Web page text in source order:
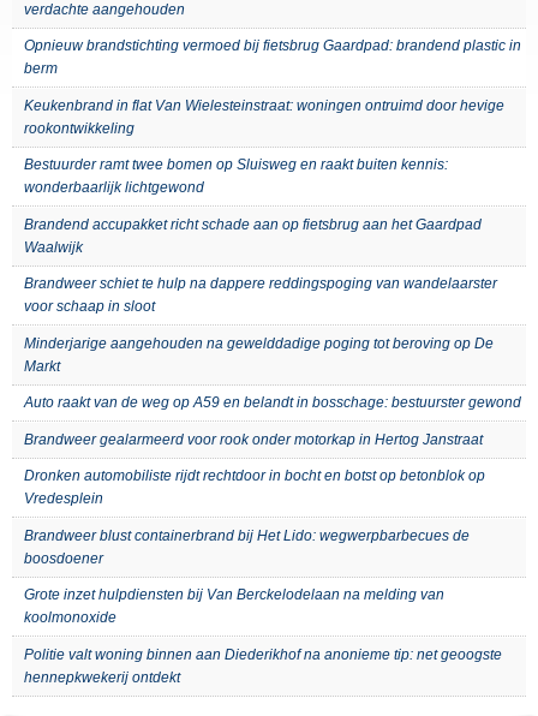
verdachte aangehouden
Opnieuw brandstichting vermoed bij fietsbrug Gaardpad: brandend plastic in
berm
Keukenbrand in flat Van Wielesteinstraat: woningen ontruimd door hevige
rookontwikkeling
Bestuurder ramt twee bomen op Sluisweg en raakt buiten kennis:
wonderbaarlijk lichtgewond
Brandend accupakket richt schade aan op fietsbrug aan het Gaardpad
Waalwijk
Brandweer schiet te hulp na dappere reddingspoging van wandelaarster
voor schaap in sloot
Minderjarige aangehouden na gewelddadige poging tot beroving op De
Markt
Auto raakt van de weg op A59 en belandt in bosschage: bestuurster gewond
Brandweer gealarmeerd voor rook onder motorkap in Hertog Janstraat
Dronken automobiliste rijdt rechtdoor in bocht en botst op betonblok op
Vredesplein
Brandweer blust containerbrand bij Het Lido: wegwerpbarbecues de
boosdoener
Grote inzet hulpdiensten bij Van Berckelodelaan na melding van
koolmonoxide
Politie valt woning binnen aan Diederikhof na anonieme tip: net geoogste
hennepkwekerij ontdekt